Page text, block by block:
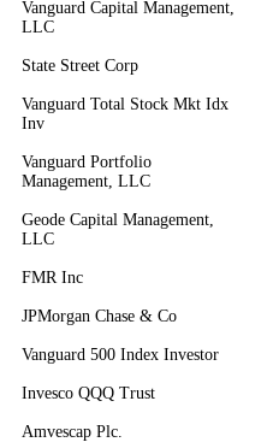
Vanguard Capital Management,
LLC
State Street Corp
Vanguard Total Stock Mkt Idx
Inv
Vanguard Portfolio
Management, LLC
Geode Capital Management,
LLC
FMR Inc
JPMorgan Chase & Co
Vanguard 500 Index Investor
Invesco QQQ Trust
Amvescap Plc.